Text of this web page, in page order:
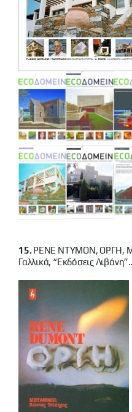
15. ΡΕΝΕ ΝΤΥΜΟΝ, ΟΡΓΗ,
Γαλλικά, “εκδόσεις